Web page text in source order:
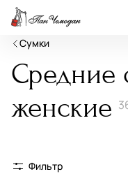
Сумки
Средние
женские
Фильтр